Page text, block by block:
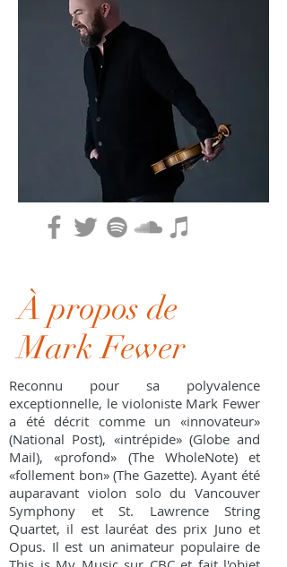
À propos de
Mark Fewer
Reconnu pour sa polyvalence
exceptionnelle, le violoniste Mark Fewer
a été décrit comme un «innovateur»
(National Post), «intrépide» (Globe and
Mail), «profond» (The WholeNote) et
«follement bon» (The Gazette). Ayant été
auparavant violon solo du Vancouver
Symphony et St. Lawrence String
Quartet, il est lauréat des prix Juno et
Opus. Il est un animateur populaire de